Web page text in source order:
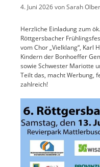
4. Juni 2026vonSarah
Herzliche Einladung zum
Röttgersbacher
vom Chor „Vielklang“, Karl
Kindern der Bonhoeffer
sowie Schwester Mariotte
Teilt das, macht Werbung,
zahlreich!